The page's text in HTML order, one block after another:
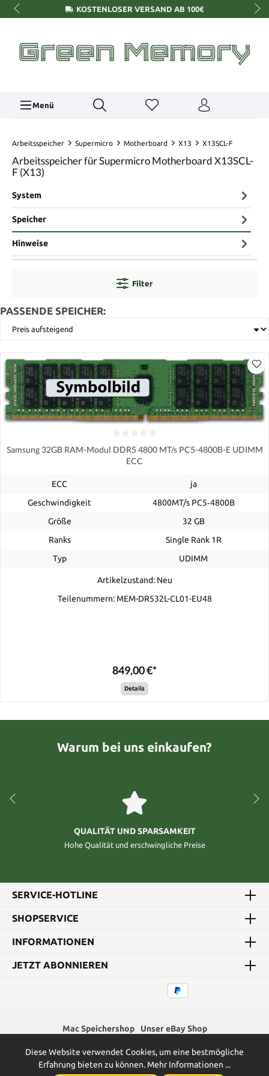
KOSTENLOSER VERSAND AB 100€
Menü
Arbeitsspeicher Supermicro Motherboard X13 X13SCL-F
Arbeitsspeicher für Supermicro Motherboard X13SCL-
F (X13)
System
Speicher
Hinweise
Filter
PASSENDE SPEICHER:
Samsung 32GB RAM-Modul DDR5 4800 MT/s PC5-4800B-E UDIMM
ECC
ECC
ja
Geschwindigkeit
4800MT/s PC5‑4800B
Größe
32 GB
Ranks
Single Rank 1R
Typ
UDIMM
Artikelzustand: Neu
Teilenummern: MEM-DR532L-CL01-EU48
849,00 €*
Details
Warum bei uns einkaufen?
QUALITÄT UND SPARSAMKEIT
Hohe Qualität und erschwingliche Preise
SERVICE-HOTLINE
SHOPSERVICE
INFORMATIONEN
JETZT ABONNIEREN
Mac Speichershop Unser eBay Shop
* Alle Preise inkl. gesetzl. Mehrwertsteuer zzgl. Versandkosten
ggf. Nachnahmegebühren, wenn nicht anders angegeben.
Diese Website verwendet Cookies, um eine bestmögliche
Erfahrung bieten zu können. Mehr Informationen ...